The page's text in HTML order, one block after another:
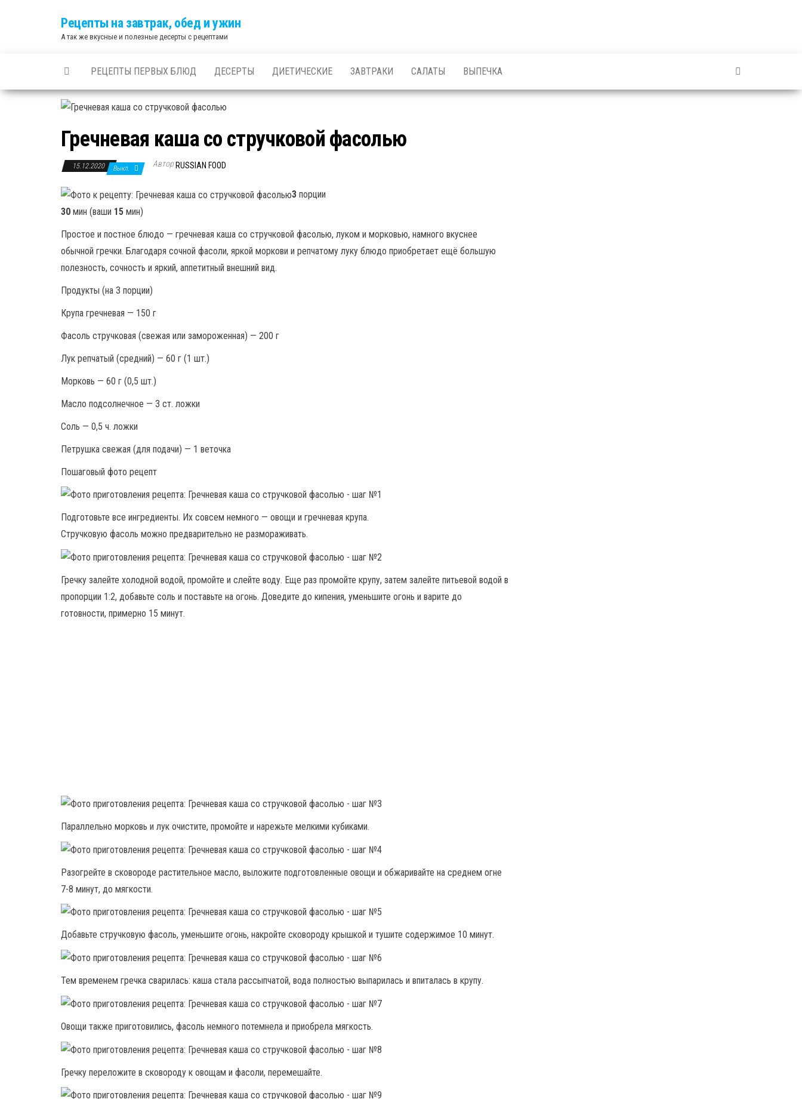
Рецепты на завтрак, обед и ужин
А так же вкусные и полезные десерты с рецептами
РЕЦЕПТЫ ПЕРВЫХ БЛЮД ДЕСЕРТЫ ДИЕТИЧЕСКИЕ ЗАВТРАКИ САЛАТЫ ВЫПЕЧКА
Гречневая каша со стручковой фасолью
15.12.2020 Выкл. Автор RUSSIAN FOOD
3 порции
30 мин (ваши 15 мин)
Простое и постное блюдо — гречневая каша со стручковой фасолью, луком и морковью, намного вкуснее
обычной гречки. Благодаря сочной фасоли, яркой моркови и репчатому луку блюдо приобретает ещё большую
полезность, сочность и яркий, аппетитный внешний вид.
Продукты (на 3 порции)
Крупа гречневая — 150 г
Фасоль стручковая (свежая или замороженная) — 200 г
Лук репчатый (средний) — 60 г (1 шт.)
Морковь — 60 г (0,5 шт.)
Масло подсолнечное — 3 ст. ложки
Соль — 0,5 ч. ложки
Петрушка свежая (для подачи) — 1 веточка
Пошаговый фото рецепт
Подготовьте все ингредиенты. Их совсем немного — овощи и гречневая крупа.
Стручковую фасоль можно предварительно не размораживать.
Гречку залейте холодной водой, промойте и слейте воду. Еще раз промойте крупу, затем залейте питьевой водой в
пропорции 1:2, добавьте соль и поставьте на огонь. Доведите до кипения, уменьшите огонь и варите до
готовности, примерно 15 минут.
Параллельно морковь и лук очистите, промойте и нарежьте мелкими кубиками.
Разогрейте в сковороде растительное масло, выложите подготовленные овощи и обжаривайте на среднем огне
7-8 минут, до мягкости.
Добавьте стручковую фасоль, уменьшите огонь, накройте сковороду крышкой и тушите содержимое 10 минут.
Тем временем гречка сварилась: каша стала рассыпчатой, вода полностью выпарилась и впиталась в крупу.
Овощи также приготовились, фасоль немного потемнела и приобрела мягкость.
Гречку переложите в сковороду к овощам и фасоли, перемешайте.